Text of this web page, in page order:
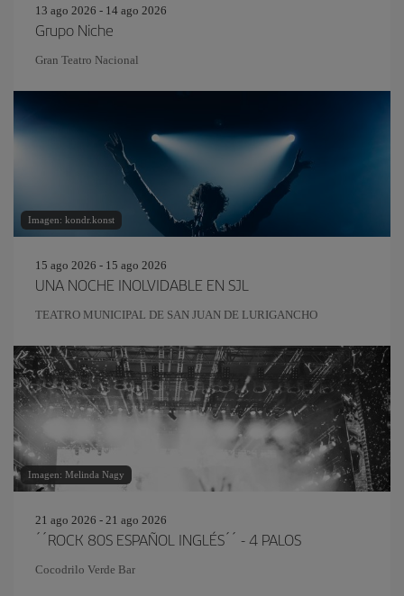
13 ago 2026 - 14 ago 2026
Grupo Niche
Gran Teatro Nacional
Imagen: kondr.konst
15 ago 2026 - 15 ago 2026
UNA NOCHE INOLVIDABLE EN SJL
TEATRO MUNICIPAL DE SAN JUAN DE LURIGANCHO
Imagen: Melinda Nagy
21 ago 2026 - 21 ago 2026
´´ROCK 80S ESPAÑOL INGLÉS´´ - 4 PALOS
Cocodrilo Verde Bar